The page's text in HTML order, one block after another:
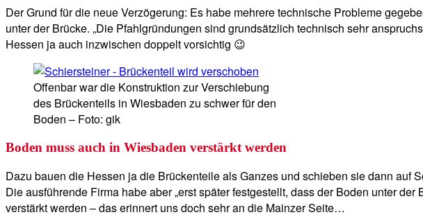
Der Grund für die neue Verzögerung: Es habe mehrere technische Probleme
unter der Brücke. „Die Pfahlgründungen sind grundsätzlich technisch sehr
Hessen ja auch inzwischen doppelt vorsichtig 😉
Offenbar war die Konstruktion zur Verschiebung
des Brückenteils in Wiesbaden zu schwer für den
Boden – Foto: gik
Boden muss auch in Wiesbaden verstärkt werden
Dazu bauen die Hessen ja die Brückenteile als Ganzes und schieben sie dann auf
Die ausführende Firma habe aber „erst später festgestellt, dass der Boden unter
verstärkt werden – das erinnert uns doch sehr an die Mainzer Seite…